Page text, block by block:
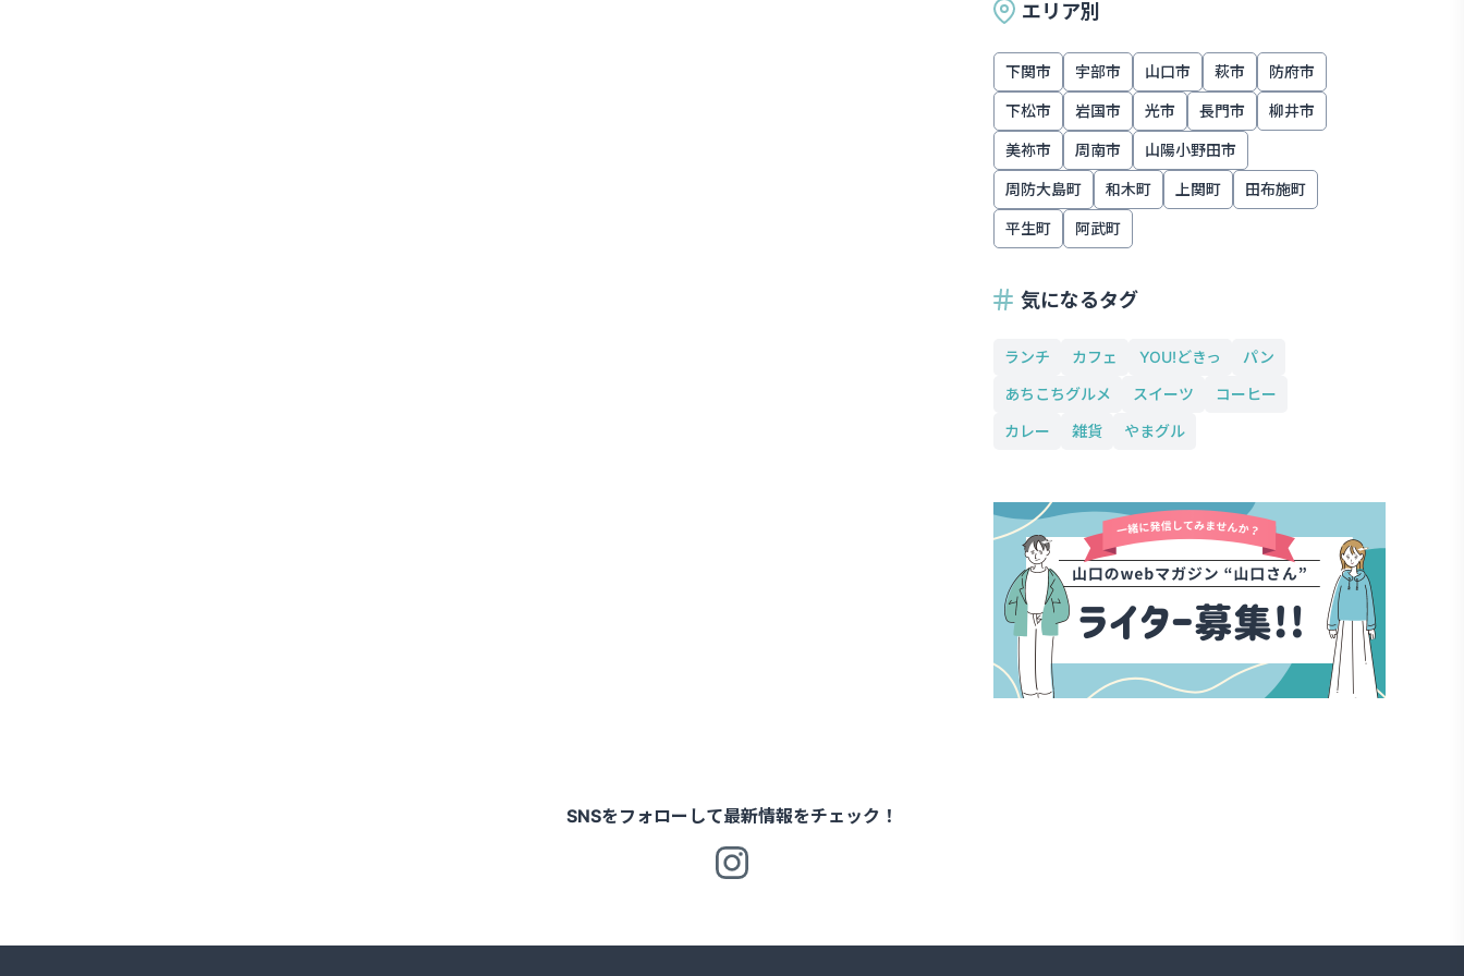
エリア別
下関市 宇部市 山口市 萩市 防府市
下松市 岩国市 光市 長門市 柳井市
美祢市 周南市 山陽小野田市
周防大島町 和木町 上関町 田布施町
平生町 阿武町
気になるタグ
ランチ カフェ YOU!どきっ
パン
あちこちグルメ
スイーツ
コーヒー
カレー
雑貨 やまグル
SNSをフォローして最新情報をチェック！